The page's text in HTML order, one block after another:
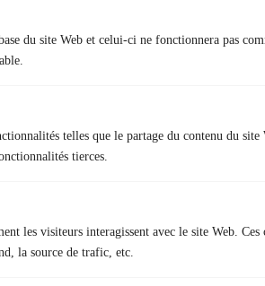
du site Web et celui-ci ne fonctionnera pas
telles que le partage du contenu du site
tierces.
les visiteurs interagissent avec le site Web.
la source de trafic, etc.
et médicaux